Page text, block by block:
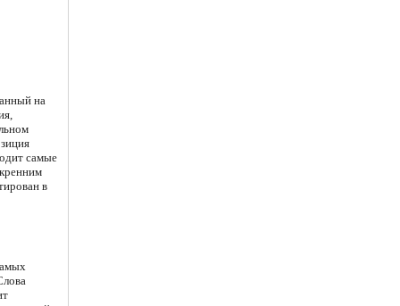
на
самые
в